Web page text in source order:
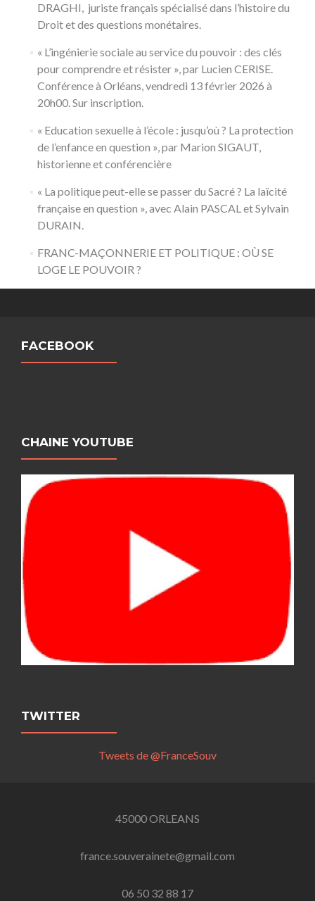
DRAGHI, juriste français spécialisé dans l’histoire du
Droit et des questions monétaires.
« L’ingénierie sociale au service du pouvoir : des clés
pour comprendre et résister », par Lucien CERISE.
Conférence à Orléans, vendredi 13 février 2026 à
20h00. Sur inscription.
« Education sexuelle à l’école : jusqu’où ? La protection
de l’enfance en question », par Marion SIGAUT,
historienne et conférencière
« La politique peut-elle se passer du Sacré ? La laïcité
française en question », avec Alain PASCAL et Sylvain
DURAIN.
FRANC-MAÇONNERIE ET POLITIQUE : OÙ SE
LOGE LE POUVOIR ?
FACEBOOK
CHAINE YOUTUBE
TWITTER
Tweets de @FranceSouv
45000 ORLEANS
france.souverainete@gmail.com
06 50 32 88 17